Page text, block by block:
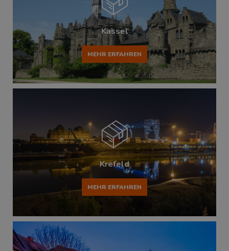
Kassel
MEHR ERFAHREN
Krefeld
MEHR ERFAHREN